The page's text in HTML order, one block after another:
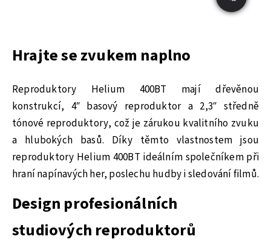
Hrajte se zvukem naplno
Reproduktory Helium 400BT mají dřevěnou
konstrukcí, 4″ basový reproduktor a 2,3″ středně
tónové reproduktory, což je zárukou kvalitního zvuku
a hlubokých basů. Díky těmto vlastnostem jsou
reproduktory Helium 400BT ideálním společníkem při
hraní napínavých her, poslechu hudby i sledování filmů.
Design profesionálních
studiových reproduktorů